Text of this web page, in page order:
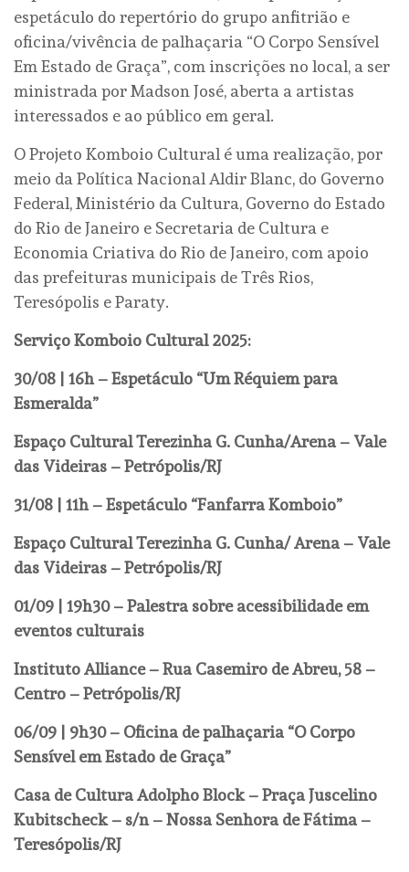
espetáculo do repertório do grupo anfitrião e
oficina/vivência de palhaçaria “O Corpo Sensível
Em Estado de Graça”, com inscrições no local, a ser
ministrada por Madson José, aberta a artistas
interessados e ao público em geral.
O Projeto Komboio Cultural é uma realização, por
meio da Política Nacional Aldir Blanc, do Governo
Federal, Ministério da Cultura, Governo do Estado
do Rio de Janeiro e Secretaria de Cultura e
Economia Criativa do Rio de Janeiro, com apoio
das prefeituras municipais de Três Rios,
Teresópolis e Paraty.
Serviço Komboio Cultural 2025:
30/08 | 16h – Espetáculo “Um Réquiem para
Esmeralda”
Espaço Cultural Terezinha G. Cunha/Arena – Vale
das Videiras – Petrópolis/RJ
31/08 | 11h – Espetáculo “Fanfarra Komboio”
Espaço Cultural Terezinha G. Cunha/ Arena – Vale
das Videiras – Petrópolis/RJ
01/09 | 19h30 – Palestra sobre acessibilidade em
eventos culturais
Instituto Alliance – Rua Casemiro de Abreu, 58 –
Centro – Petrópolis/RJ
06/09 | 9h30 – Oficina de palhaçaria “O Corpo
Sensível em Estado de Graça”
Casa de Cultura Adolpho Block –Praça Juscelino
Kubitscheck – s/n – Nossa Senhora de Fátima –
Teresópolis/RJ